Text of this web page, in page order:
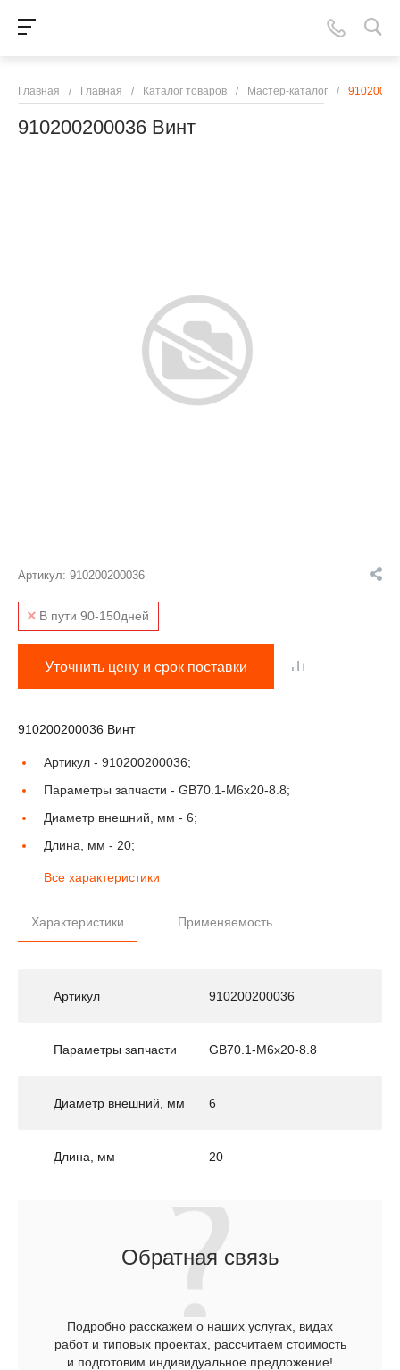
Главная / Главная / Каталог товаров / Мастер-каталог /
910200200036 Винт
Артикул: 910200200036
В пути 90-150дней
Уточнить цену и срок поставки
910200200036 Винт
Артикул - 910200200036;
Параметры запчасти - GB70.1-M6x20-8.8;
Диаметр внешний, мм - 6;
Длина, мм - 20;
Все характеристики
Характеристики Применяемость
Артикул 910200200036
Параметры запчасти GB70.1-M6x20-8.8
Диаметр внешний, мм 6
Длина, мм 20
Обратная связь
Подробно расскажем о наших услугах, видах
работ и типовых проектах, рассчитаем стоимость
и подготовим индивидуальное предложение!